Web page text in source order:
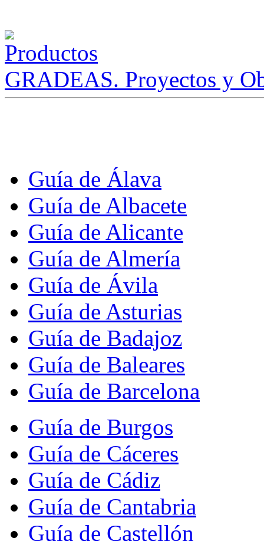
GRADEAS. Proyectos y
Guía de Álava
Guía de Albacete
Guía de Alicante
Guía de Almería
Guía de Ávila
Guía de Asturias
Guía de Badajoz
Guía de Baleares
Guía de Barcelona
Guía de Burgos
Guía de Cáceres
Guía de Cádiz
Guía de Cantabria
Guía de Castellón